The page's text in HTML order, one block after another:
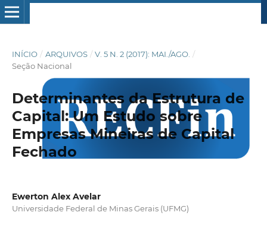
INÍCIO / ARQUIVOS / V. 5 N. 2 (2017): MAI./AGO. /
Seção Nacional
Determinantes da Estrutura de
Capital: Um Estudo sobre
Empresas Mineiras de Capital
Fechado
Ewerton Alex Avelar
Universidade Federal de Minas Gerais (UFMG)